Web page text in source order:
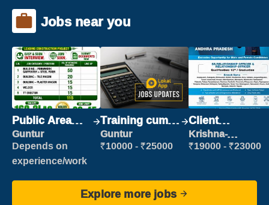
Jobs near you
Public Area
Cleaner
Guntur
Depends on
experience/work
Training cum
Placement
Guntur
₹10000 - ₹25000
Client
Relationship
Executive
Krishna-
vijayawada
₹19000 - ₹23000
Explore more jobs